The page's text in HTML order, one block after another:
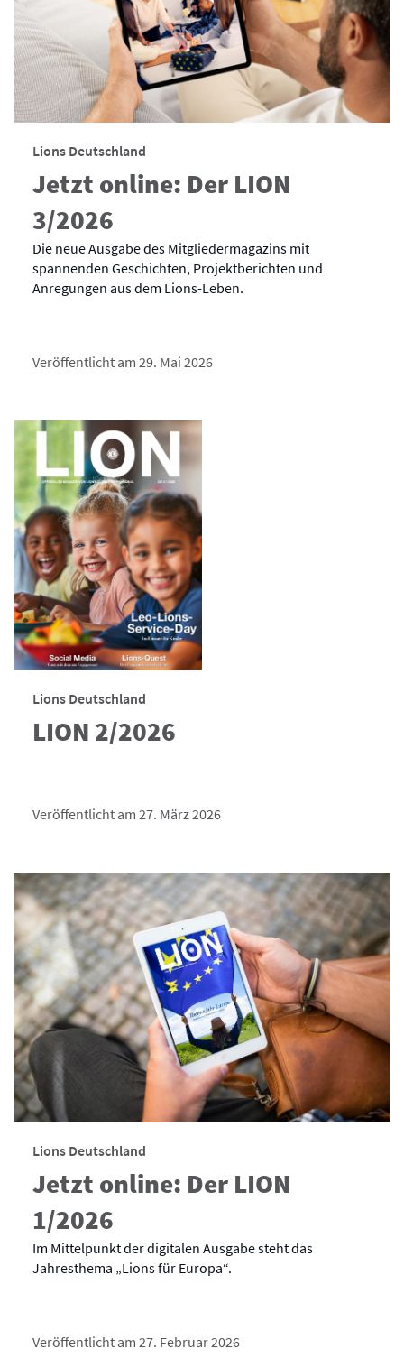
Lions Deutschland
Jetzt online: Der LION
3/2026
Die neue Ausgabe des Mitgliedermagazins mit
spannenden Geschichten, Projektberichten und
Anregungen aus dem Lions-Leben.
Veröffentlicht am 29. Mai 2026
Lions Deutschland
LION 2/2026
Veröffentlicht am 27. März 2026
Lions Deutschland
Jetzt online: Der LION
1/2026
Im Mittelpunkt der digitalen Ausgabe steht das
Jahresthema „Lions für Europa“.
Veröffentlicht am 27. Februar 2026